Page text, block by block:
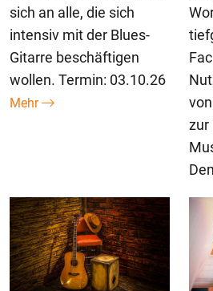
sich an alle, die sich
intensiv mit der Blues-
Gitarre beschäftigen
wollen. Termin: 03.10.26
Mehr
zur